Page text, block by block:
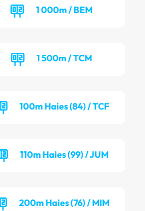
1 000m / BEM
1 500m / TCM
100m Haies (84) / TCF
110m Haies (99) / JUM
200m Haies (76) / MIM